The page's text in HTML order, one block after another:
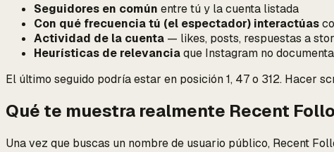
Seguidores en común entre tú y la cuenta listada
Con qué frecuencia tú (el espectador) interactúas
Actividad de la cuenta — likes, posts, respuestas a
Heurísticas de relevanciaque Instagram no
El último seguido podría estar en posición 1, 47 o 312. Hacer
Qué te muestra realmente Recent
Una vez que buscas un nombre de usuario público, Recent